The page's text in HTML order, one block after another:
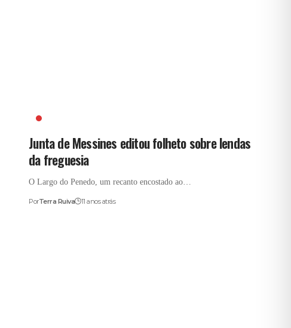
Junta de Messines editou folheto sobre lendas
da freguesia
O Largo do Penedo, um recanto encostado ao…
PorTerra Ruiva 11 anos atrás